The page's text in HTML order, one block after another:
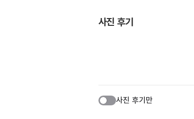
사진 후기
사진 후기만